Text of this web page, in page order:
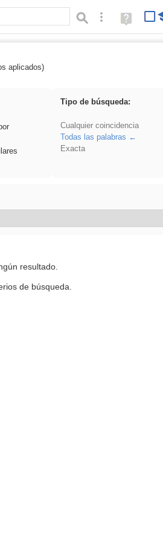
Búsqueda avanzada
Ayuda
(en
aplicados)
Tipo de búsqueda:
Cualquier coincidencia
Todas las palabras
Exacta
resultado.
de búsqueda.